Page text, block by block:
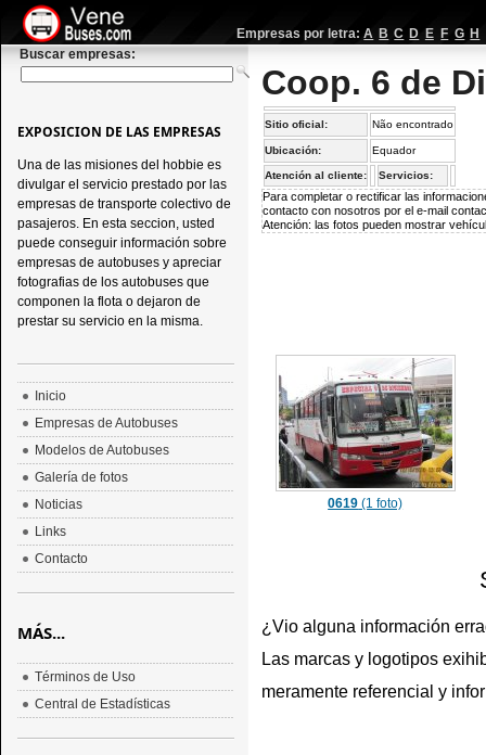
Empresas por letra: A B C D E F G H
Buscar empresas:
Coop. 6 de
Sitio oficial: Não encontrado
Ubicación: Equador
Atención al cliente: Servicios:
Para completar o rectificar las
contacto con nosotros por el e-mail
Atención: las fotos pueden mostrar
0619 (1 foto)
¿Vio alguna información
Las marcas y logotipos
meramente referencial y
EXPOSICION DE LAS EMPRESAS
Una de las misiones del hobbie es
divulgar el servicio prestado por las
empresas de transporte colectivo de
pasajeros. En esta seccion, usted
puede conseguir información sobre
empresas de autobuses y apreciar
fotografias de los autobuses que
componen la flota o dejaron de
prestar su servicio en la misma.
Inicio
Empresas de Autobuses
Modelos de Autobuses
Galería de fotos
Noticias
Links
Contacto
MÁS...
Términos de Uso
Central de Estadísticas